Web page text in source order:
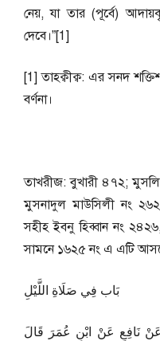
নেয়, যা তার (পূর্বে)
দেবে।”[1]
[1] তাহক্বীক্ব: এর সনদ
বর্ণনা।
তাখরীজ: বুখারী ৪৭২;
মুসনাদুল মাউসিলী নং
সহীহ ইবনু হিব্বান নং
সামনে ১৬২৫ নং এ এটি
بَاب فِي صَلَاةِ اللَّيْلِ
عَنْ نَافِعٍ عَنْ ابْنِ عُمَرَ قَالَ